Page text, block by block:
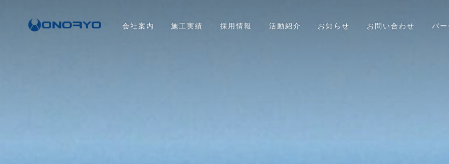
会社案内 施工実績 採用情報 活動紹介 お知らせ お問い合わせ バ